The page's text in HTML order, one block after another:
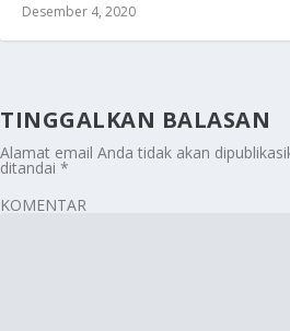
Desember 4, 2020
TINGGALKAN BALASAN
Alamat email Anda tidak akan
ditandai *
KOMENTAR